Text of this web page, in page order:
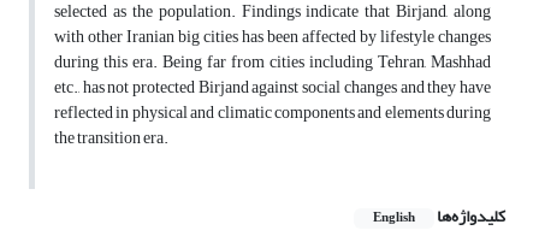
selected as the population. Findings indicate that Birjand, along
with other Iranian big cities has been affected by lifestyle changes
during this era. Being far from cities including Tehran, Mashhad
etc., has not protected Birjand against social changes and they have
reflected in physical and climatic components and elements during
the transition era.
کلیدواژه‌ها English